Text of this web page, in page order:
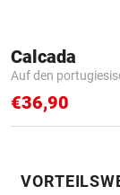
Calcada
Auf den
€36,90